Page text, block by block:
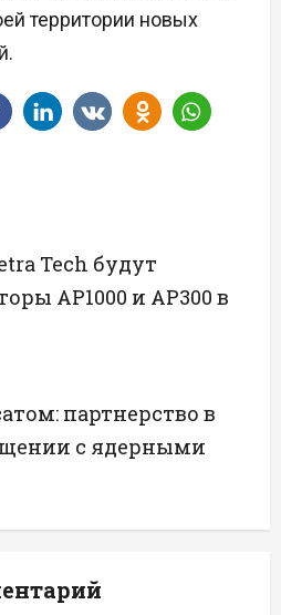
территории новых
Tech будут
AP1000 и AP300 в
партнерство в
с ядерными